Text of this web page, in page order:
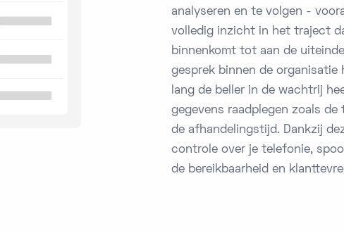
analyseren en te volgen -
volledig inzicht in het traject
binnenkomt tot aan de
gesprek binnen de
lang de beller in de wachtrij
gegevens raadplegen zoals
de afhandelingstijd. Dankzij
controle over je telefonie,
de bereikbaarheid en